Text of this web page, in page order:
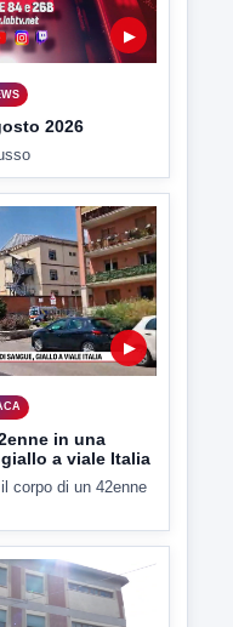
▶
2026